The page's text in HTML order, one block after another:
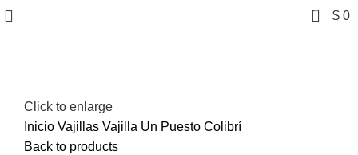
0 $ 0
Click to enlarge
Inicio Vajillas Vajilla Un Puesto Colibrí
Back to products